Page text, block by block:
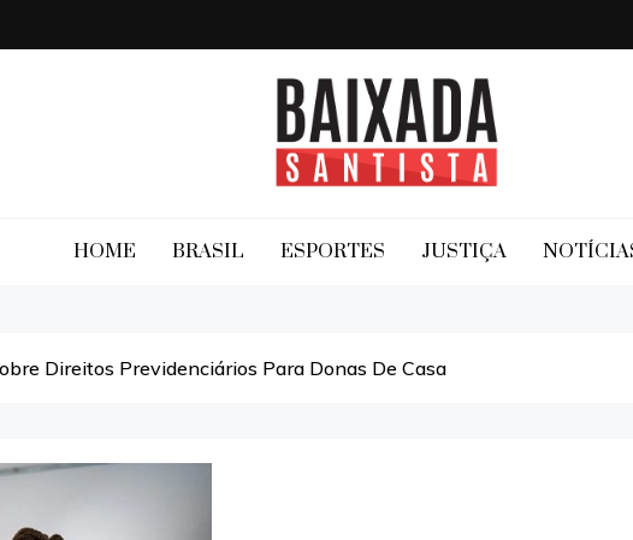
Baixada Santista
HOME BRASIL ESPORTES JUSTIÇA
Direitos Previdenciários Para Donas De Casa